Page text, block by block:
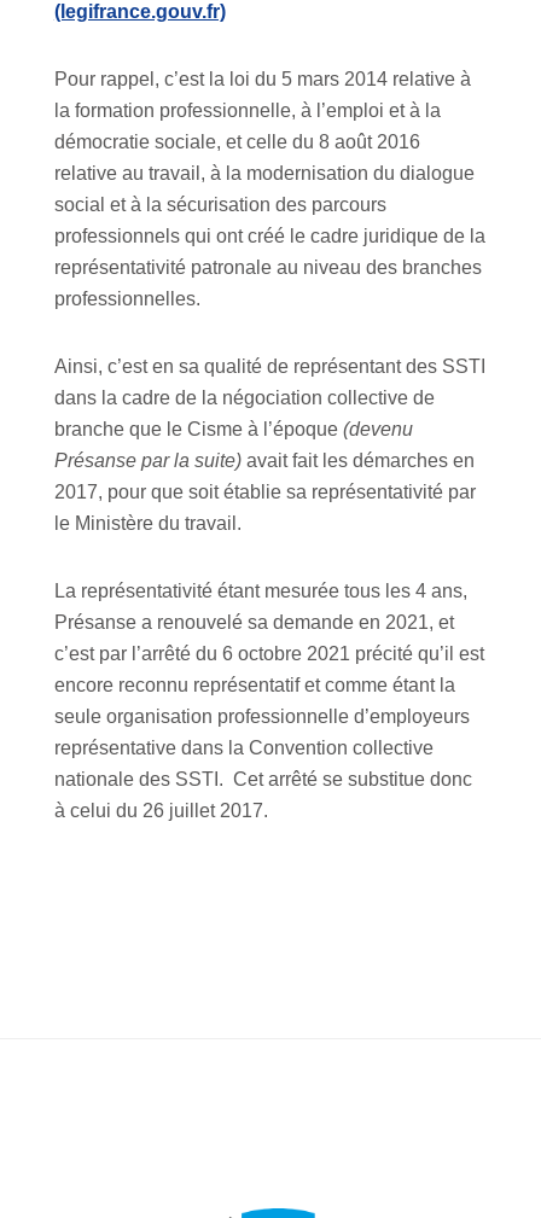
(legifrance.gouv.fr)
Pour rappel, c’est la loi du 5 mars 2014 relative à
la formation professionnelle, à l’emploi et à la
démocratie sociale, et celle du 8 août 2016
relative au travail, à la modernisation du dialogue
social et à la sécurisation des parcours
professionnels qui ont créé le cadre juridique de la
représentativité patronale au niveau des branches
professionnelles.
Ainsi, c’est en sa qualité de représentant des SSTI
dans la cadre de la négociation collective de
branche que le Cisme à l’époque (devenu
Présanse par la suite) avait fait les démarches en
2017, pour que soit établie sa représentativité par
le Ministère du travail.
La représentativité étant mesurée tous les 4 ans,
Présanse a renouvelé sa demande en 2021, et
c’est par l’arrêté du 6 octobre 2021 précité qu’il est
encore reconnu représentatif et comme étant la
seule organisation professionnelle d’employeurs
représentative dans la Convention collective
nationale des SSTI. Cet arrêté se substitue donc
à celui du 26 juillet 2017.